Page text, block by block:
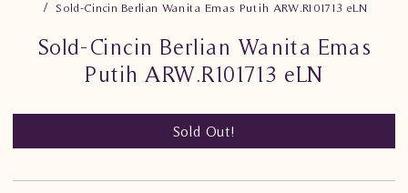
Sold-Cincin Berlian Wanita Emas Putih ARW.R101713 eLN
Sold-Cincin Berlian Wanita Emas
Putih ARW.R101713 eLN
Sold Out!